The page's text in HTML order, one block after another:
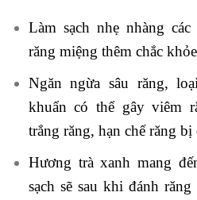
Làm sạch nhẹ nhàng
răng miệng thêm chắc
Ngăn ngừa sâu răng,
khuẩn có thể gây viêm
trắng răng, hạn chế răng
Hương trà xanh mang
sạch sẽ sau khi đánh